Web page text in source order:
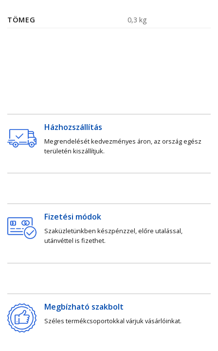
TÖMEG 0,3 kg
Házhozszállítás
Megrendelését kedvezményes áron, az ország egész
területén kiszállítjuk.
Fizetési módok
Szaküzletünkben készpénzzel, előre utalással,
utánvéttel is fizethet.
Megbízható szakbolt
Széles termékcsoportokkal várjuk vásárlóinkat.